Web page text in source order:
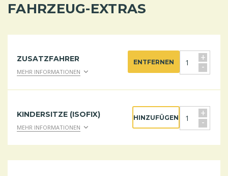
FAHRZEUG-EXTRAS
ZUSATZFAHRER
MEHR INFORMATIONEN
+
-
ENTFERNEN
KINDERSITZE (ISOFIX)
MEHR INFORMATIONEN
+
-
HINZUFÜGEN